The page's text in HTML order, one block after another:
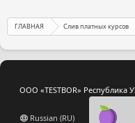
ГЛАВНАЯ Слив платных курсов
ООО «TESTBOR» Республика
Russian (RU)